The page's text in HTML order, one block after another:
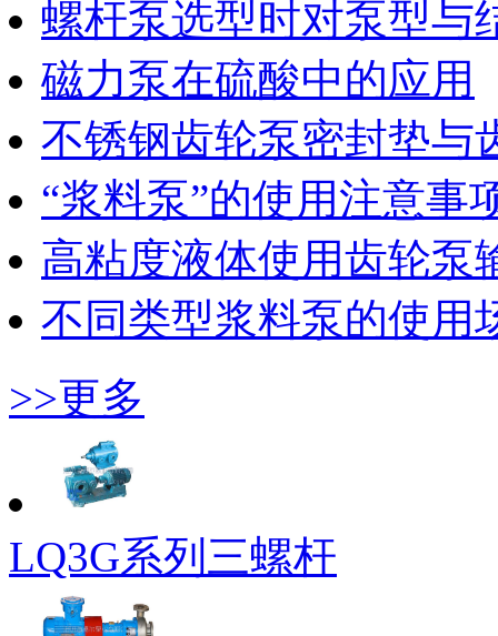
螺杆泵选型时对泵型与
磁力泵在硫酸中的应用
不锈钢齿轮泵密封垫与
“浆料泵”的使用注意事
高粘度液体使用齿轮泵
不同类型浆料泵的使用
>>更多
LQ3G系列三螺杆